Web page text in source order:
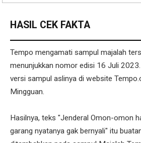
HASIL CEK FAKTA
Tempo mengamati sampul majalah
menunjukkan nomor edisi 16 Juli
versi sampul aslinya di website
Mingguan.
Hasilnya, teks "Jenderal Omon-omon
garang nyatanya gak bernyali" itu